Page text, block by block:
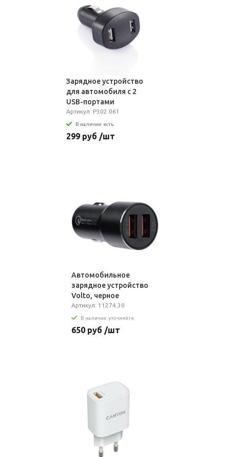
Зарядное устройство
для автомобиля с 2
USB-портами
Артикул: P302.061
В наличии: есть
299 руб /шт
Автомобильное
зарядное устройство
Volto, черное
Артикул: 11274.30
В наличии: уточняйте
650 руб /шт